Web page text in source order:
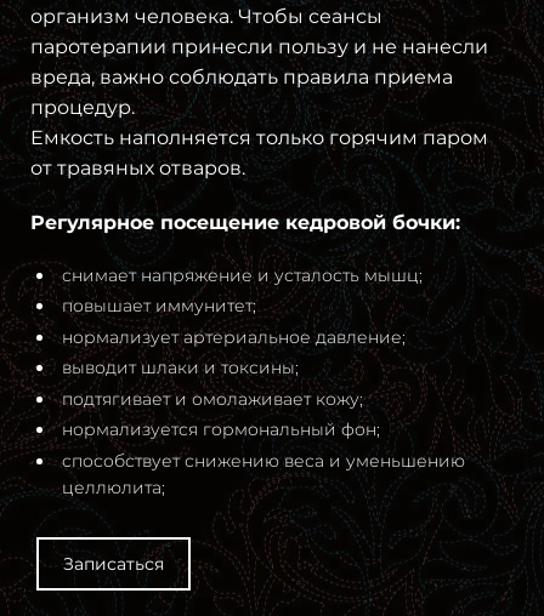
организм человека. Чтобы сеансы
паротерапии принесли пользу и не нанесли
вреда, важно соблюдать правила приема
процедур.
Емкость наполняется только горячим паром
от травяных отваров.
Регулярное посещение кедровой бочки:
снимает напряжение и усталость мышц;
повышает иммунитет;
нормализует артериальное давление;
выводит шлаки и токсины;
подтягивает и омолаживает кожу;
нормализуется гормональный фон;
способствует снижению веса и уменьшению
целлюлита;
Записаться